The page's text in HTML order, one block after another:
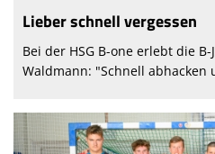
Lieber schnell vergessen
Bei der HSG B-one erlebt die
Waldmann: "Schnell abhacken